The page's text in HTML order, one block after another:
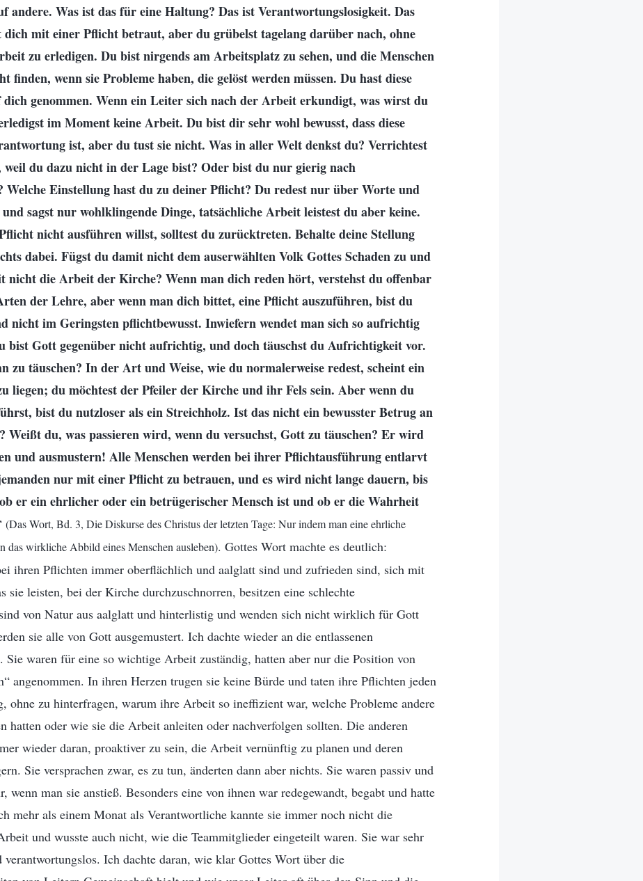
andere. Was ist das für eine Haltung? Das ist Verantwortungslosigkeit. Das
dich mit einer Pflicht betraut, aber du grübelst tagelang darüber nach, ohne
zu erledigen. Du bist nirgends am Arbeitsplatz zu sehen, und die Menschen
finden, wenn sie Probleme haben, die gelöst werden müssen. Du hast diese
genommen. Wenn ein Leiter sich nach der Arbeit erkundigt, was wirst du
im Moment keine Arbeit. Du bist dir sehr wohl bewusst, dass diese
ist, aber du tust sie nicht. Was in aller Welt denkst du? Verrichtest
du dazu nicht in der Lage bist? Oder bist du nur gierig nach
Welche Einstellung hast du zu deiner Pflicht? Du redest nur über Worte und
sagst nur wohlklingende Dinge, tatsächliche Arbeit leistest du aber keine.
nicht ausführen willst, solltest du zurücktreten. Behalte deine Stellung
dabei. Fügst du damit nicht dem auserwählten Volk Gottes Schaden zu und
nicht die Arbeit der Kirche? Wenn man dich reden hört, verstehst du offenbar
der Lehre, aber wenn man dich bittet, eine Pflicht auszuführen, bist du
nicht im Geringsten pflichtbewusst. Inwiefern wendet man sich so aufrichtig
bist Gott gegenüber nicht aufrichtig, und doch täuschst du Aufrichtigkeit vor.
zu täuschen? In der Art und Weise, wie du normalerweise redest, scheint ein
liegen; du möchtest der Pfeiler der Kirche und ihr Fels sein. Aber wenn du
bist du nutzloser als ein Streichholz. Ist das nicht ein bewusster Betrug an
Weißt du, was passieren wird, wenn du versuchst, Gott zu täuschen? Er wird
und ausmustern! Alle Menschen werden bei ihrer Pflichtausführung entlarvt
nur mit einer Pflicht zu betrauen, und es wird nicht lange dauern, bis
er ein ehrlicher oder ein betrügerischer Mensch ist und ob er die Wahrheit
(Das Wort, Bd. 3, Die Diskurse des Christus der letzten Tage: Nur indem man eine ehrliche
das wirkliche Abbild eines Menschen ausleben). Gottes Wort machte es deutlich:
ihren Pflichten immer oberflächlich und aalglatt sind und zufrieden sind, sich mit
sie leisten, bei der Kirche durchzuschnorren, besitzen eine schlechte
von Natur aus aalglatt und hinterlistig und wenden sich nicht wirklich für Gott
sie alle von Gott ausgemustert. Ich dachte wieder an die entlassenen
Sie waren für eine so wichtige Arbeit zuständig, hatten aber nur die Position von
angenommen. In ihren Herzen trugen sie keine Bürde und taten ihre Pflichten jeden
ohne zu hinterfragen, warum ihre Arbeit so ineffizient war, welche Probleme andere
hatten oder wie sie die Arbeit anleiten oder nachverfolgen sollten. Die anderen
wieder daran, proaktiver zu sein, die Arbeit vernünftig zu planen und deren
Sie versprachen zwar, es zu tun, änderten dann aber nichts. Sie waren passiv und
wenn man sie anstieß. Besonders eine von ihnen war redegewandt, begabt und hatte
mehr als einem Monat als Verantwortliche kannte sie immer noch nicht die
und wusste auch nicht, wie die Teammitglieder eingeteilt waren. Sie war sehr
Ich dachte daran, wie klar Gottes Wort über die